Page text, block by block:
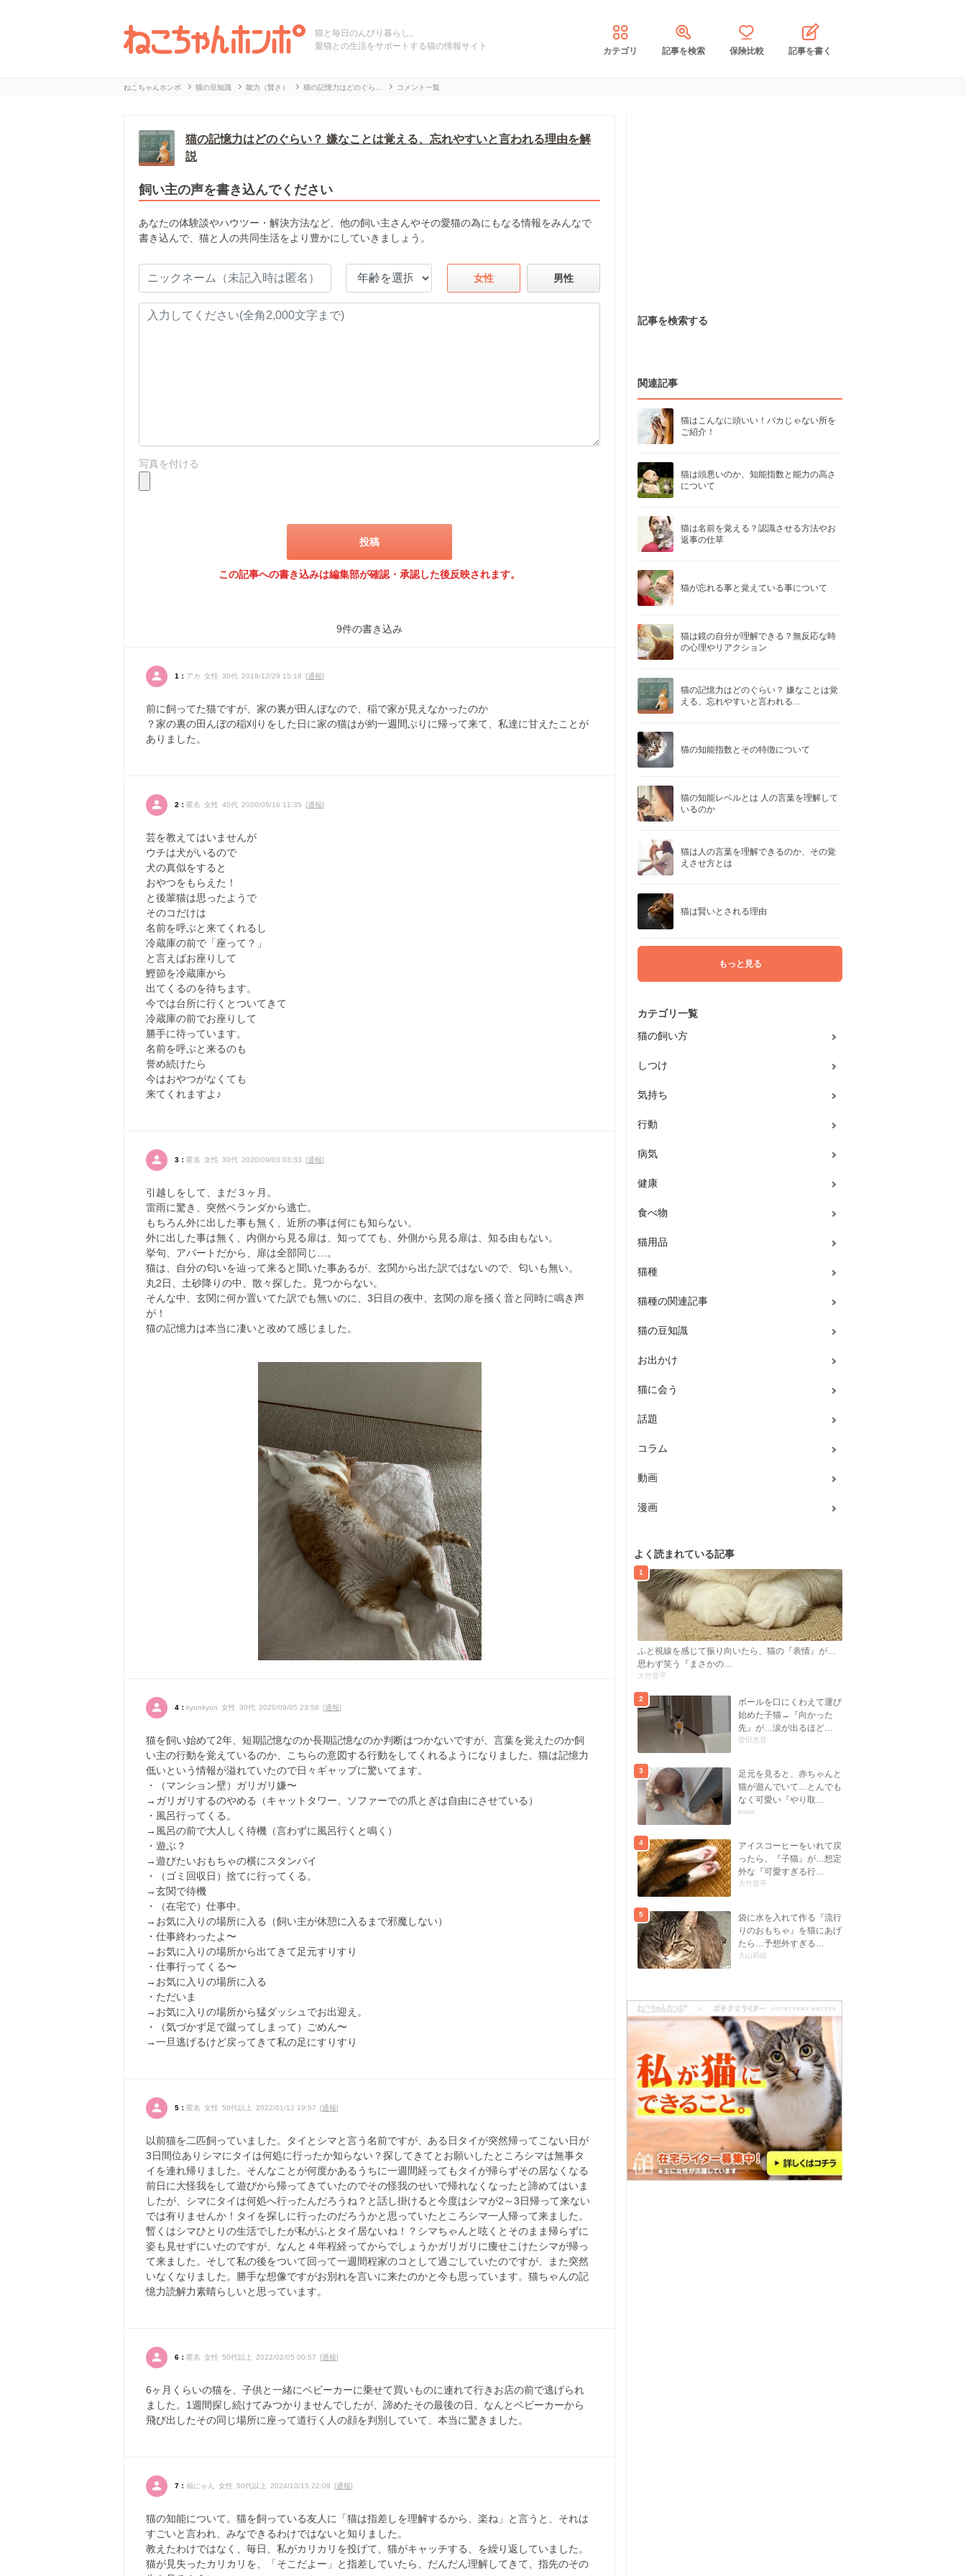
猫と毎日のんびり暮らし。
愛猫との生活をサポートする猫の情報サイト
カテゴリ 記事を検索 保険比較 記事を書く
ねこちゃんホンポ 猫の豆知識 能力（賢さ） 猫の記憶力はどのぐら… コメント一覧
猫の記憶力はどのぐらい？ 嫌なことは覚える、忘れやすいと言われる理由を解
説
飼い主の声を書き込んでください
あなたの体験談やハウツー・解決方法など、他の飼い主さんやその愛猫の為にもなる情報をみんなで
書き込んで、猫と人の共同生活をより豊かにしていきましょう。
女性 男性
写真を付ける
この記事への書き込みは編集部が確認・承認した後反映されます。
9件の書き込み
1： アカ 女性 30代 2019/12/29 15:18 [通報]
前に飼ってた猫ですが、家の裏が田んぼなので、稲で家が見えなかったのか
？家の裏の田んぼの稲刈りをした日に家の猫はが約一週間ぶりに帰って来て、私達に甘えたことが
ありました。
2： 匿名 女性 40代 2020/05/16 11:35 [通報]
芸を教えてはいませんが
ウチは犬がいるので
犬の真似をすると
おやつをもらえた！
と後輩猫は思ったようで
そのコだけは
名前を呼ぶと来てくれるし
冷蔵庫の前で「座って？」
と言えばお座りして
鰹節を冷蔵庫から
出てくるのを待ちます。
今では台所に行くとついてきて
冷蔵庫の前でお座りして
勝手に待っています。
名前を呼ぶと来るのも
誉め続けたら
今はおやつがなくても
来てくれますよ♪
3： 匿名 女性 30代 2020/09/03 03:33 [通報]
引越しをして、まだ３ヶ月。
雷雨に驚き、突然ベランダから逃亡。
もちろん外に出した事も無く、近所の事は何にも知らない。
外に出した事は無く、内側から見る扉は、知ってても、外側から見る扉は、知る由もない。
挙句、アパートだから、扉は全部同じ…。
猫は、自分の匂いを辿って来ると聞いた事あるが、玄関から出た訳ではないので、匂いも無い。
丸2日、土砂降りの中、散々探した。見つからない。
そんな中、玄関に何か置いてた訳でも無いのに、3日目の夜中、玄関の扉を掻く音と同時に鳴き声
が！
猫の記憶力は本当に凄いと改めて感じました。
4： kyonkyon 女性 30代 2020/09/05 23:58 [通報]
猫を飼い始めて2年、短期記憶なのか長期記憶なのか判断はつかないですが、言葉を覚えたのか飼
い主の行動を覚えているのか、こちらの意図する行動をしてくれるようになりました。猫は記憶力
低いという情報が溢れていたので日々ギャップに驚いてます。
・（マンション壁）ガリガリ嫌〜
→ガリガリするのやめる（キャットタワー、ソファーでの爪とぎは自由にさせている）
・風呂行ってくる。
→風呂の前で大人しく待機（言わずに風呂行くと鳴く）
・遊ぶ？
→遊びたいおもちゃの横にスタンバイ
・（ゴミ回収日）捨てに行ってくる。
→玄関で待機
・（在宅で）仕事中。
→お気に入りの場所に入る（飼い主が休憩に入るまで邪魔しない）
・仕事終わったよ〜
→お気に入りの場所から出てきて足元すりすり
・仕事行ってくる〜
→お気に入りの場所に入る
・ただいま
→お気に入りの場所から猛ダッシュでお出迎え。
・（気づかず足で蹴ってしまって）ごめん〜
→一旦逃げるけど戻ってきて私の足にすりすり
5： 匿名 女性 50代以上 2022/01/12 19:57 [通報]
以前猫を二匹飼っていました。タイとシマと言う名前ですが、ある日タイが突然帰ってこない日が
3日間位ありシマにタイは何処に行ったか知らない？探してきてとお願いしたところシマは無事タ
イを連れ帰りました。そんなことが何度かあるうちに一週間経ってもタイが帰らずその居なくなる
前日に大怪我をして遊びから帰ってきていたのでその怪我のせいで帰れなくなったと諦めてはいま
したが、シマにタイは何処へ行ったんだろうね？と話し掛けると今度はシマが2～3日帰って来ない
では有りませんか！タイを探しに行ったのだろうかと思っていたところシマ一人帰って来ました。
暫くはシマひとりの生活でしたが私がふとタイ居ないね！？シマちゃんと呟くとそのまま帰らずに
姿も見せずにいたのですが、なんと４年程経ってからでしょうかガリガリに痩せこけたシマが帰っ
て来ました。そして私の後をついて回って一週間程家のコとして過ごしていたのですが、また突然
いなくなりました。勝手な想像ですがお別れを言いに来たのかと今も思っています。猫ちゃんの記
憶力読解力素晴らしいと思っています。
6： 匿名 女性 50代以上 2022/02/05 00:57 [通報]
6ヶ月くらいの猫を、子供と一緒にベビーカーに乗せて買いものに連れて行きお店の前で逃げられ
ました。1週間探し続けてみつかりませんでしたが、諦めたその最後の日、なんとベビーカーから
飛び出したその同じ場所に座って道行く人の顔を判別していて、本当に驚きました。
7： 福にゃん 女性 50代以上 2024/10/15 22:09 [通報]
猫の知能について。猫を飼っている友人に「猫は指差しを理解するから、楽ね」と言うと、それは
すごいと言われ、みなできるわけではないと知りました。
教えたわけではなく、毎日、私がカリカリを投げて、猫がキャッチする、を繰り返していました。
猫が見失ったカリカリを、「そこだよー」と指差していたら、だんだん理解してきて、指先のその
記事を検索する
関連記事
猫はこんなに頭いい！バカじゃない所を
ご紹介！
猫は頭悪いのか、知能指数と能力の高さ
について
猫は名前を覚える？認識させる方法やお
返事の仕草
猫が忘れる事と覚えている事について
猫は鏡の自分が理解できる？無反応な時
の心理やリアクション
猫の記憶力はどのぐらい？ 嫌なことは覚
える、忘れやすいと言われる…
猫の知能指数とその特徴について
猫の知能レベルとは 人の言葉を理解して
いるのか
猫は人の言葉を理解できるのか、その覚
えさせ方とは
猫は賢いとされる理由
もっと見る
カテゴリ一覧
猫の飼い方
しつけ
気持ち
行動
病気
健康
食べ物
猫用品
猫種
猫種の関連記事
猫の豆知識
お出かけ
猫に会う
話題
コラム
動画
漫画
よく読まれている記事
1
ふと視線を感じて振り向いたら、猫の『表情』が…
思わず笑う『まさかの…
大竹晋平
2
ボールを口にくわえて運び
始めた子猫→『向かった
先』が…涙が出るほど…
曽田恵音
3
足元を見ると、赤ちゃんと
猫が遊んでいて…とんでも
なく可愛い『やり取…
kokiri
4
アイスコーヒーをいれて戻
ったら、『子猫』が…想定
外な『可愛すぎる行…
大竹晋平
5
袋に水を入れて作る『流行
りのおもちゃ』を猫にあげ
たら…予想外すぎる…
犬山莉緒